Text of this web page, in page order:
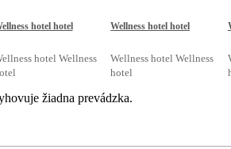
hotel hotel
hotel Wellness
Wellness hotel hotel
Wellness hotel Wellness
hotel
žiadna prevádzka.